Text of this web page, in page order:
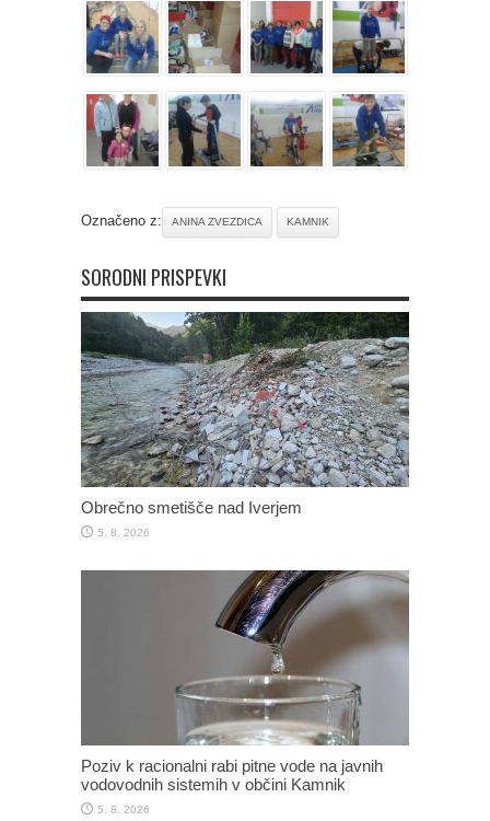
Označeno z: ANINA ZVEZDICA KAMNIK
SORODNI PRISPEVKI
Obrečno smetišče nad Iverjem
5. 8. 2026
Poziv k racionalni rabi pitne vode na javnih
vodovodnih sistemih v občini Kamnik
5. 8. 2026